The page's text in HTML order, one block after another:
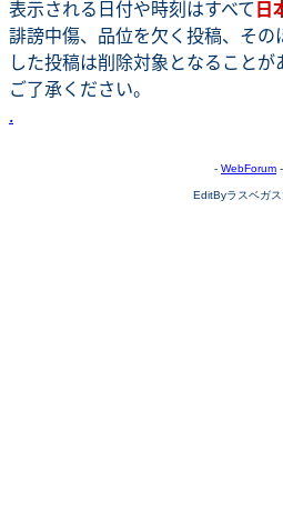
表示される日付や時刻はすべて日
誹謗中傷、品位を欠く投稿、そ
した投稿は削除対象となること
ご了承ください。
.
- WebForum -
EditByラスベガ